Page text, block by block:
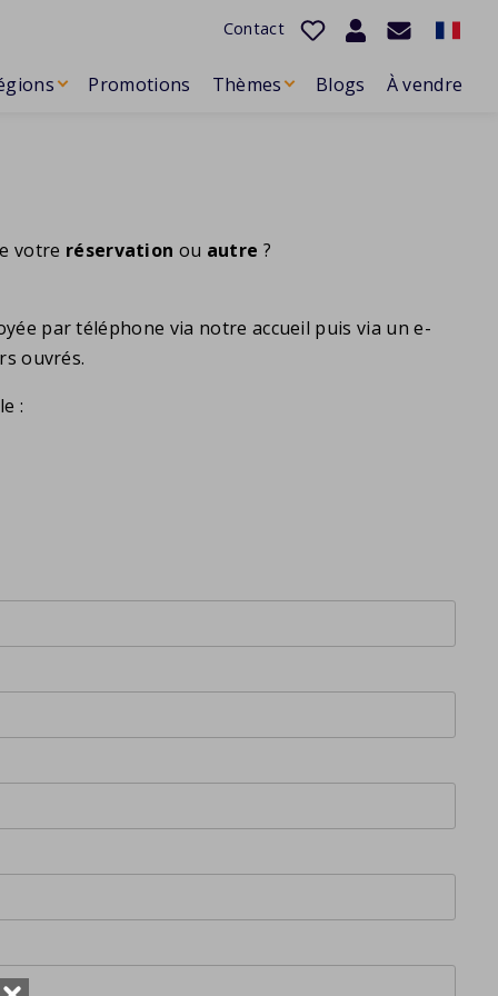
Contact
Promotions Thèmes Blogs À vendre
votre réservation ou autre ?
par téléphone via notre accueil puis via un e-
ouvrés.
: